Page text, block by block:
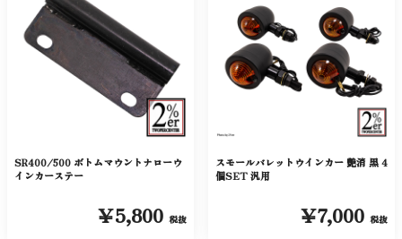
SR400/500 ボトムマウントナローウ
インカーステー
￥5,800 税抜
スモールバレットウインカー 艶消 黒 4
個SET 汎用
￥7,000 税抜